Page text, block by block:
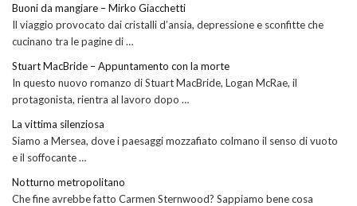
Buoni da mangiare – Mirko Giacchetti
Il viaggio provocato dai cristalli d’ansia, depressione e sconfitte che
cucinano tra le pagine di …
Stuart MacBride – Appuntamento con la morte
In questo nuovo romanzo di Stuart MacBride, Logan McRae, il
protagonista, rientra al lavoro dopo …
La vittima silenziosa
Siamo a Mersea, dove i paesaggi mozzafiato colmano il senso di vuoto
e il soffocante …
Notturno metropolitano
Che fine avrebbe fatto Carmen Sternwood? Sappiamo bene cosa